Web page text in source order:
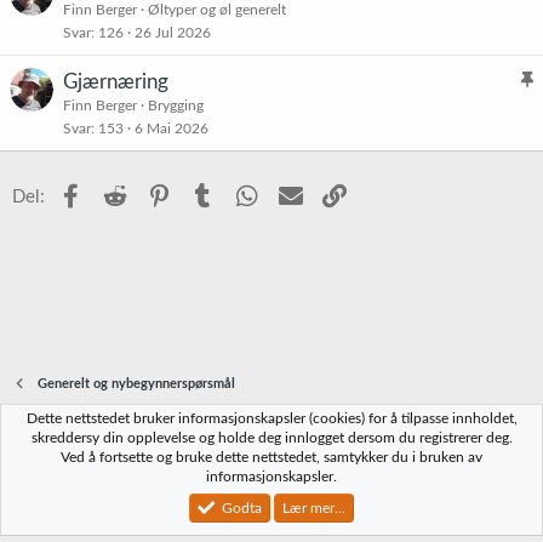
t
Finn Berger
Øltyper og øl generelt
Svar 126 26 Jul 2026
K
s
Gjærnæring
Finn Berger
Brygging
Svar 153 6 Mai 2026
Del: Facebook
Reddit PinterestTumblr WhatsApp
E-post
Generelt og nybegynnerspørsmål
Norbrygg-default
Vilkår og regler Personvernregler
Community platform by XenForo® © 2010-2023 XenForo Ltd.
Dette nettstedet bruker informasjonskapsler (cookies) for å tilpasse innholdet,
skreddersy din opplevelse og holde deg innlogget dersom du registrerer deg.
Ved å fortsette og bruke dette nettstedet, samtykker du i bruken av
informasjonskapsler.
Godta Lær mer...